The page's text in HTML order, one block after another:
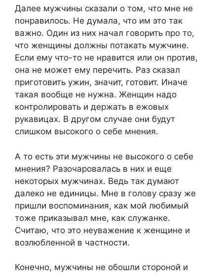
Далее мужчины сказали о том, что мне не
понравилось. Не думала, что им это так
важно. Один из них начал говорить про то,
что женщины должны потакать мужчине.
Если ему что-то не нравится или он против,
она не может ему перечить. Раз сказал
приготовить ужин, значит, готовит. Иначе
такая вообще не нужна. Женщин надо
контролировать и держать в ежовых
рукавицах. В другом случае они будут
слишком высокого о себе мнения.
А то есть эти мужчины не высокого о себе
мнения? Разочаровалась в них и еще
некоторых мужчинах. Ведь так думают
далеко не единицы. Мне в голову сразу же
пришли воспоминания, как мой любимый
тоже приказывал мне, как служанке.
Считаю, что это неуважение к женщине и
возлюбленной в частности.
Конечно, мужчины не обошли стороной и